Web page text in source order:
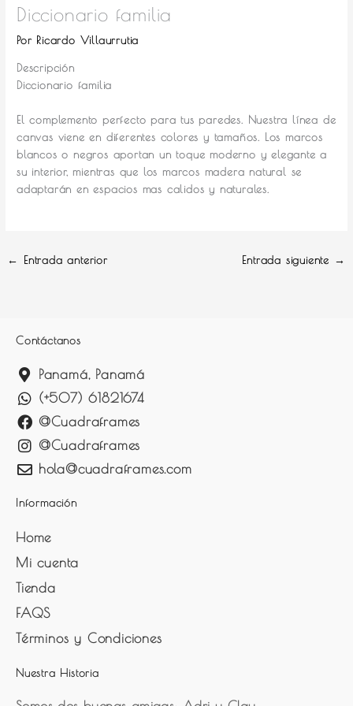
Diccionario familia
Por Ricardo Villaurrutia
Descripción
Diccionario familia
El complemento perfecto para tus paredes. Nuestra línea de
canvas viene en diferentes colores y tamaños. Los marcos
blancos o negros aportan un toque moderno y elegante a
su interior, mientras que los marcos madera natural se
adaptarán en espacios mas calidos y naturales.
← Entrada anterior Entrada siguiente →
Contáctanos
Panamá, Panamá
(+507) 61821674
@Cuadraframes
@Cuadraframes
hola@cuadraframes.com
Información
Home
Mi cuenta
Tienda
FAQS
Términos y Condiciones
Nuestra Historia